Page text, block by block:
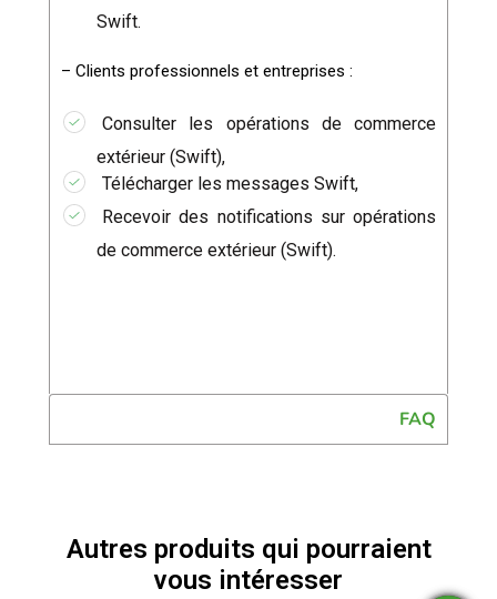
Swift.
– Clients professionnels et entreprises :
Consulter les opérations de commerce
extérieur (Swift),
Télécharger les messages Swift,
Recevoir des notifications sur opérations
de commerce extérieur (Swift).
FAQ
Autres produits qui pourraient
vous intéresser